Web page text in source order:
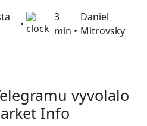
•
3
min •
Daniel
Mitrovsky
vyvolalo
Info